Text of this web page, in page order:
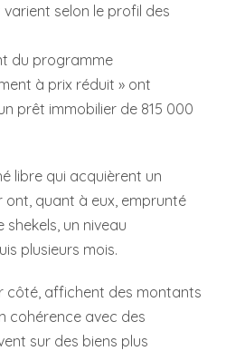
selon le profil des
du programme
à prix réduit » ont
prêt immobilier de 815 000
libre qui acquièrent un
quant à eux, emprunté
shekels, un niveau
plusieurs mois.
côté, affichent des montants
cohérence avec des
sur des biens plus